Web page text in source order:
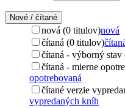
Nové / čítané
nová (0 titulov)nová
čítaná (0 titulov)
čítaná - výborný
čítaná - mierne
opotrebovaná
čítané verzie
vypredaných kníh